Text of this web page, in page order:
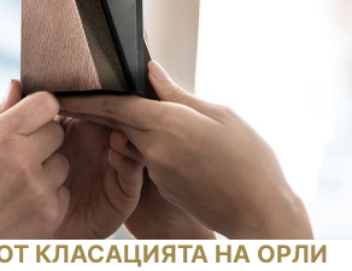
КЛАСАЦИЯТА НА ОРЛИ